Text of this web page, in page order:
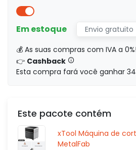
15
16
0,00 €
Em estoque
Envio gratuito
💰 As suas compras com IVA a 0%!
👉 Cashback
Esta compra fará você ganhar
Este pacote contém
xTool Máquina de
MetalFab